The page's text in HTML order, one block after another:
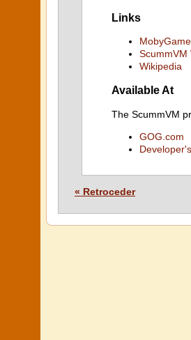
Links
ScummVM
Wikipedia
Available At
The ScummVM
GOG.com
« Retroceder